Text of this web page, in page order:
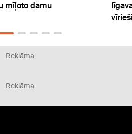
līgavainis par
vīriešiem pirms
Reklāma
Reklāma